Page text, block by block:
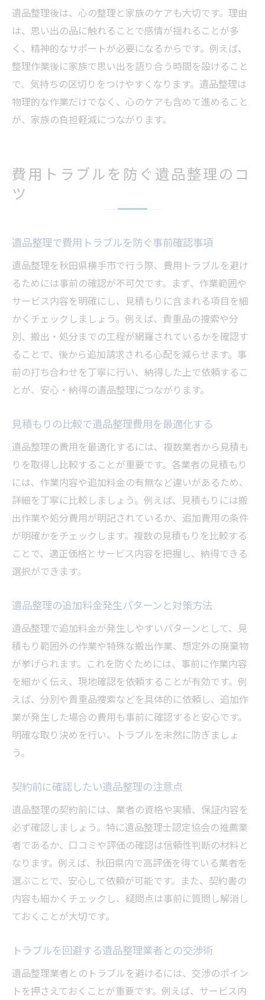
遺品整理後は、心の整理と家族のケアも大切です。理由
は、思い出の品に触れることで感情が揺れることが多
く、精神的なサポートが必要になるからです。例えば、
整理作業後に家族で思い出を語り合う時間を設けること
で、気持ちの区切りをつけやすくなります。遺品整理は
物理的な作業だけでなく、心のケアも含めて進めること
が、家族の負担軽減につながります。
費用トラブルを防ぐ遺品整理のコ
ツ
遺品整理で費用トラブルを防ぐ事前確認事項
遺品整理を秋田県横手市で行う際、費用トラブルを避け
るためには事前の確認が不可欠です。まず、作業範囲や
サービス内容を明確にし、見積もりに含まれる項目を細
かくチェックしましょう。例えば、貴重品の捜索や分
別、搬出・処分までの工程が網羅されているかを確認す
ることで、後から追加請求される心配を減らせます。事
前の打ち合わせを丁寧に行い、納得した上で依頼するこ
とが、安心・納得の遺品整理につながります。
見積もりの比較で遺品整理費用を最適化する
遺品整理の費用を最適化するには、複数業者から見積も
りを取得し比較することが重要です。各業者の見積もり
には、作業内容や追加料金の有無など違いがあるため、
詳細を丁寧に比較しましょう。例えば、見積もりには搬
出作業や処分費用が明記されているか、追加費用の条件
が明確かをチェックします。複数の見積もりを比較する
ことで、適正価格とサービス内容を把握し、納得できる
選択ができます。
遺品整理の追加料金発生パターンと対策方法
遺品整理で追加料金が発生しやすいパターンとして、見
積もり範囲外の作業や特殊な搬出作業、想定外の廃棄物
が挙げられます。これを防ぐためには、事前に作業内容
を細かく伝え、現地確認を依頼することが有効です。例
えば、分別や貴重品捜索などを具体的に依頼し、追加作
業が発生した場合の費用も事前に確認すると安心です。
明確な取り決めを行い、トラブルを未然に防ぎましょ
う。
契約前に確認したい遺品整理の注意点
遺品整理の契約前には、業者の資格や実績、保証内容を
必ず確認しましょう。特に遺品整理士認定協会の推薦業
者であるか、口コミや評価の確認は信頼性判断の材料と
なります。例えば、秋田県内で高評価を得ている業者を
選ぶことで、安心して依頼が可能です。また、契約書の
内容も細かくチェックし、疑問点は事前に質問し解消し
ておくことが大切です。
トラブルを回避する遺品整理業者との交渉術
遺品整理業者とのトラブルを避けるには、交渉のポイン
トを押さえておくことが重要です。例えば、サービス内